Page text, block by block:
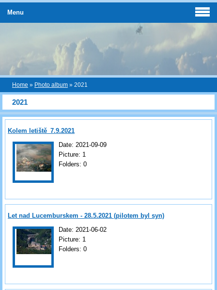
Home » Photo album » 2021
2021
Kolem letiště_7.9.2021
Date: 2021-09-09
Picture: 1
Folders: 0
Let nad Lucemburskem - 28.5.2021 (pilotem byl syn)
Date: 2021-06-02
Picture: 1
Folders: 0
Menu